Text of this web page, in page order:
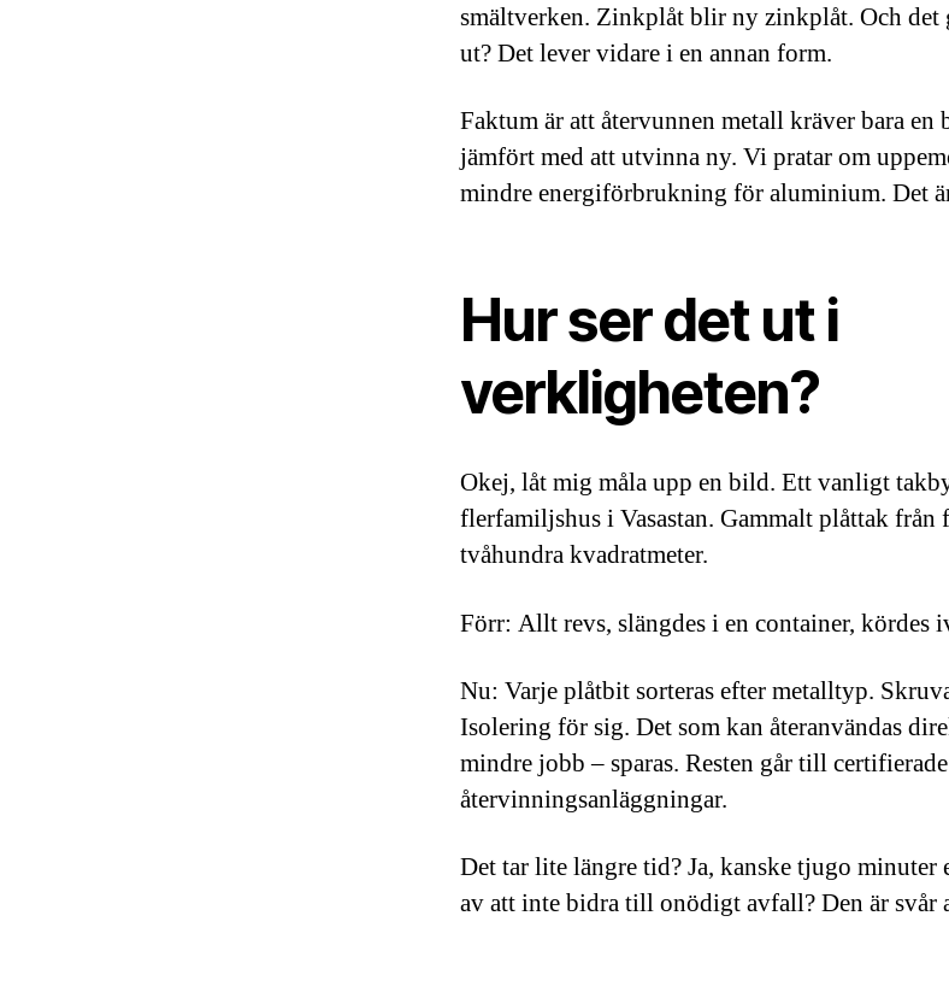
smältverken. Zinkplåt blir ny zinkplåt. Och det
ut? Det lever vidare i en annan form.
Faktum är att återvunnen metall kräver bara en
jämfört med att utvinna ny. Vi pratar om
mindre energiförbrukning för aluminium. Det
Hur ser det ut i
verkligheten?
Okej, låt mig måla upp en bild. Ett vanligt
flerfamiljshus i Vasastan. Gammalt plåttak från
tvåhundra kvadratmeter.
Förr: Allt revs, slängdes i en container, kördes
Nu: Varje plåtbit sorteras efter metalltyp.
Isolering för sig. Det som kan återanvändas
mindre jobb – sparas. Resten går till certifierade
återvinningsanläggningar.
Det tar lite längre tid? Ja, kanske tjugo minuter
av att inte bidra till onödigt avfall? Den är svår